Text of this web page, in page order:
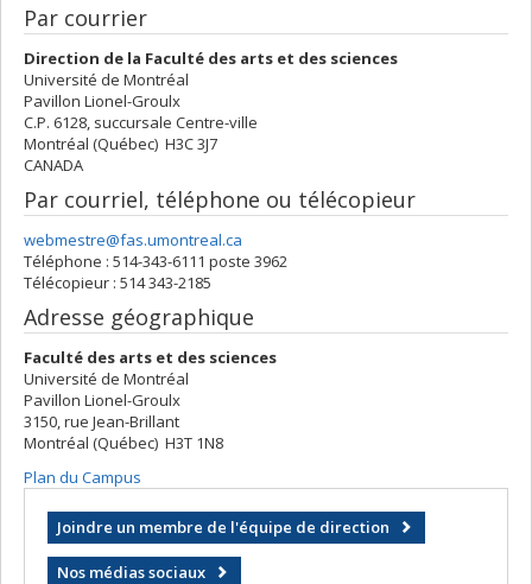
Par courrier
Direction de la Faculté des arts et des sciences
Université de Montréal
Pavillon Lionel-Groulx
C.P. 6128, succursale Centre-ville
Montréal (Québec) H3C 3J7
CANADA
Par courriel, téléphone ou télécopieur
webmestre@fas.umontreal.ca
Téléphone : 514-343-6111 poste 3962
Télécopieur : 514 343-2185
Adresse géographique
Faculté des arts et des sciences
Université de Montréal
Pavillon Lionel-Groulx
3150, rue Jean-Brillant
Montréal (Québec) H3T 1N8
Plan du Campus
Joindre un membre de l'équipe de direction
Nos médias sociaux